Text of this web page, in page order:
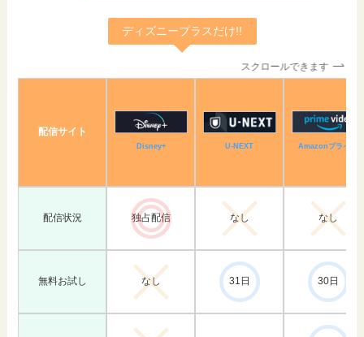
ディズニープラスだけ!!
スクロールできます
配信サイト
Disney+ U-NEXT Amazonプライム
配信状況 独占配信 なし なし
無料お試し なし 31日 30日